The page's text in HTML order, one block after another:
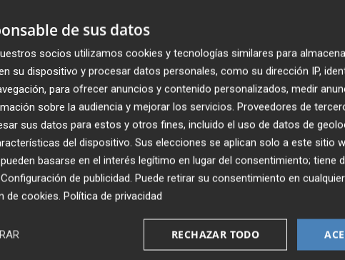
de mantener un ritmo alto muchos minutos, de jugar
notable en muchos momentos, en el segundo tiempo le
se encontraba; al revés, se precipitó y eso le llevó a
parecidas; porque ya en el primer tiempo el
la parte inicial, ante un Logroño más frío, como un
permitieron a los riojanos no llevarse un disgusto mayor
minuto 10.
de sus datos
socios utilizamos cookies y tecnologías similares para
su dispositivo y procesar datos personales, como su dirección IP,
para ofrecer anuncios y contenido personalizados, medir
sobre la audiencia y mejorar los servicios. Proveedores de
sus datos para estos y otros fines, incluido el uso de datos de
del dispositivo. Sus elecciones se aplican solo a este sitio
basarse en el interés legítimo en lugar del consentimiento; tiene
Configuración de publicidad. Puede retirar su consentimiento en
de cookies. Política de privacidad
RECHAZAR TODO